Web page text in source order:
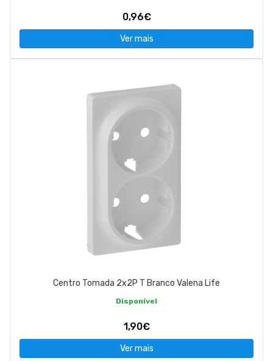
0,96€
Ver mais
Centro Tomada 2x2P T Branco Valena Life
Disponível
1,90€
Ver mais